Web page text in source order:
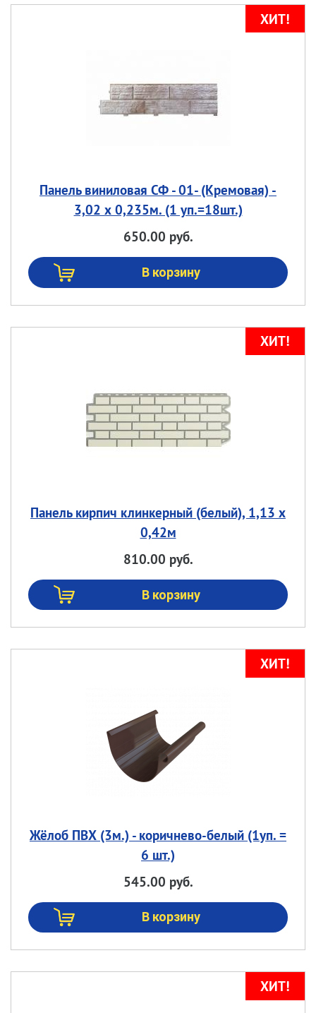
Панель виниловая СФ - 01- (Кремовая) -
3,02 х 0,235м. (1 уп.=18шт.)
650.00 руб.
Панель кирпич клинкерный (белый), 1,13 х
0,42м
810.00 руб.
Жёлоб ПВХ (3м.) - коричнево-белый (1уп. =
6 шт.)
545.00 руб.